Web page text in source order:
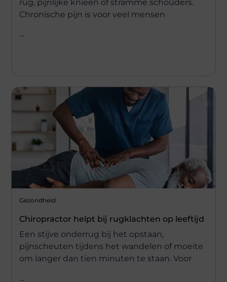
rug, pijnlijke knieën of stramme schouders.
Chronische pijn is voor veel mensen
...
Gezondheid
Chiropractor helpt bij rugklachten op leeftijd
Een stijve onderrug bij het opstaan,
pijnscheuten tijdens het wandelen of moeite
om langer dan tien minuten te staan. Voor
...